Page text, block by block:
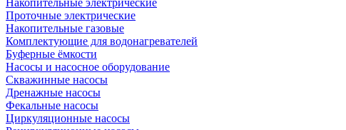
Накопительные электрические
Проточные электрические
Накопительные газовые
Комплектующие для водонагревателей
Буферные ёмкости
Насосы и насосное оборудование
Скважинные насосы
Дренажные насосы
Фекальные насосы
Циркуляционные насосы